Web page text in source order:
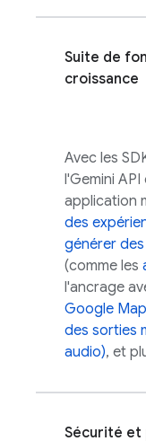
Suite de
croissance
Avec les
l'Gemini API
application
des
générer
(comme les
l'ancrage
Google
des sorties
audio), et
Sécurité et